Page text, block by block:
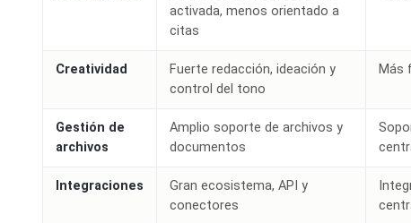
activada, menos orientado a
citas
Creatividad
Fuerte redacción, ideación y
control del tono
Más
Gestión de
archivos
Amplio soporte de archivos y
documentos
Integraciones
Gran ecosistema, API y
conectores